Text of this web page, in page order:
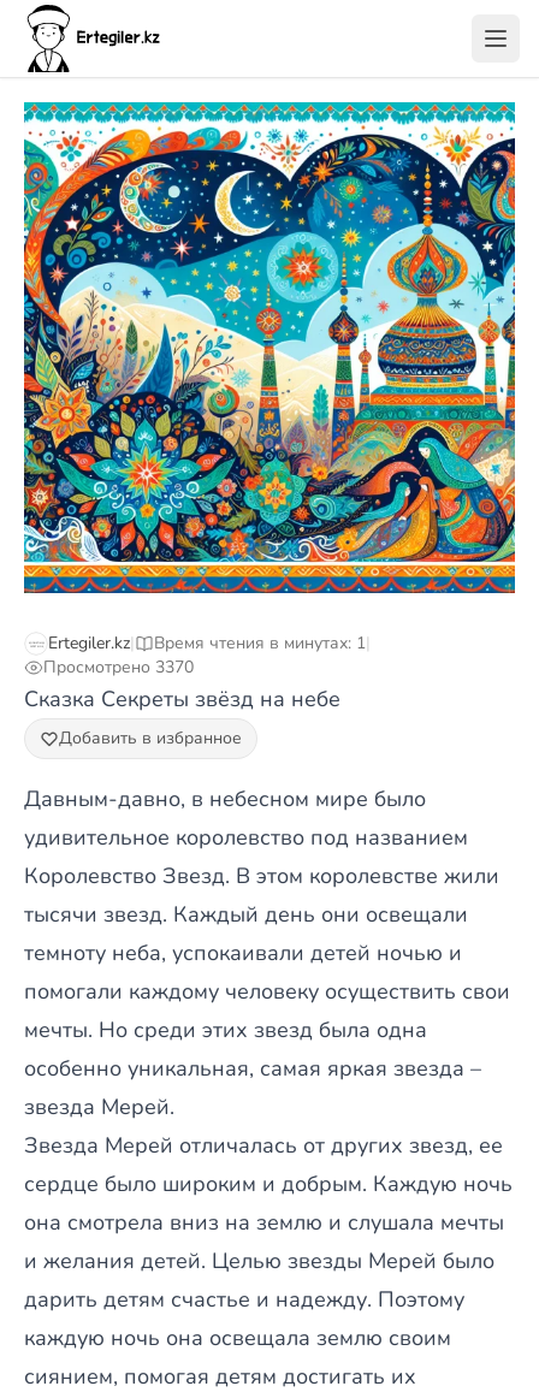
Ertegiler.kz| Время чтения в минутах: 1|
Просмотрено 3370
Сказка Секреты звёзд на небе
Добавить в избранное
Давным-давно, в небесном мире было
удивительное королевство под названием
Королевство Звезд. В этом королевстве жили
тысячи звезд. Каждый день они освещали
темноту неба, успокаивали детей ночью и
помогали каждому человеку осуществить свои
мечты. Но среди этих звезд была одна
особенно уникальная, самая яркая звезда –
звезда Мерей.
Звезда Мерей отличалась от других звезд, ее
сердце было широким и добрым. Каждую ночь
она смотрела вниз на землю и слушала мечты
и желания детей. Целью звезды Мерей было
дарить детям счастье и надежду. Поэтому
каждую ночь она освещала землю своим
сиянием, помогая детям достигать их